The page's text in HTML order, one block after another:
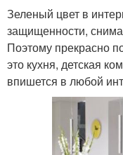
Зеленый цвет в
защищенности,
Поэтому прекрасно
это кухня, детская
впишется в любой